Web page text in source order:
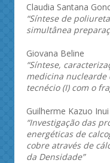
Claudia Santana
“Síntese de
simultânea
Giovana Beline
“Síntese,
medicina nuclearde
tecnécio (I) com o
Guilherme Kazuo Inui
“Investigação das
energéticas de
cobre através de
da Densidade”